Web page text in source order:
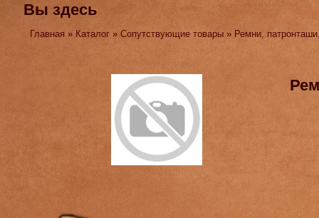
Вы здесь
Главная » Каталог »Сопутствующие товары » Ремни,